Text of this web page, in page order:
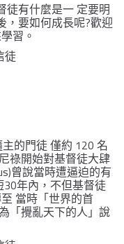
徒有什麼是一 定要明
，要如何成長呢?歡迎
習。
徒
的門徒 僅約 120 名
祿開始對基督徒大肆
曾說當時遭逼迫的有
30年內，不但基督徒
當時「世界的首
「攪亂天下的人」說